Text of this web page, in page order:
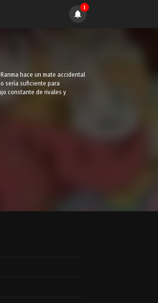
1
hace un mate accidental
sería suficiente para
constante de rivales y